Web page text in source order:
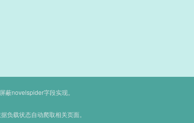
蔽novelspider字段实现。
负载状态自动爬取相关页面。